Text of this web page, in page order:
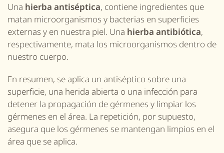
Una hierba antiséptica, contiene ingredientes que
matan microorganismos y bacterias en superficies
externas y en nuestra piel. Una hierba antibiótica,
respectivamente, mata los microorganismos dentro de
nuestro cuerpo.
En resumen, se aplica un antiséptico sobre una
superficie, una herida abierta o una infección para
detener la propagación de gérmenes y limpiar los
gérmenes en el área. La repetición, por supuesto,
asegura que los gérmenes se mantengan limpios en el
área que se aplica.